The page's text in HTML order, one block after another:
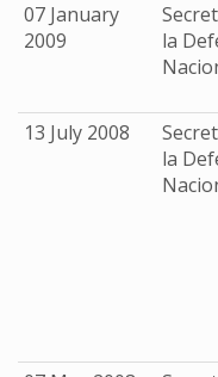
07 January
2009
la
13 July 2008
la